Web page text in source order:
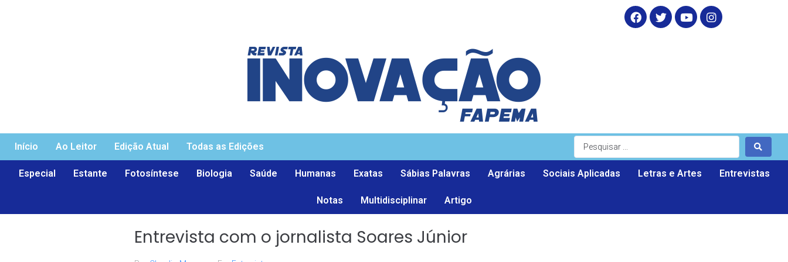
Início Ao Leitor Edição Atual Todas as Edições
Especial Estante Fotosíntese Biologia Saúde Humanas Exatas Sábias Palavras Agrárias Sociais Aplicadas Letras e Artes Entrevistas
Notas Multidisciplinar Artigo
Entrevista com o jornalista Soares Júnior